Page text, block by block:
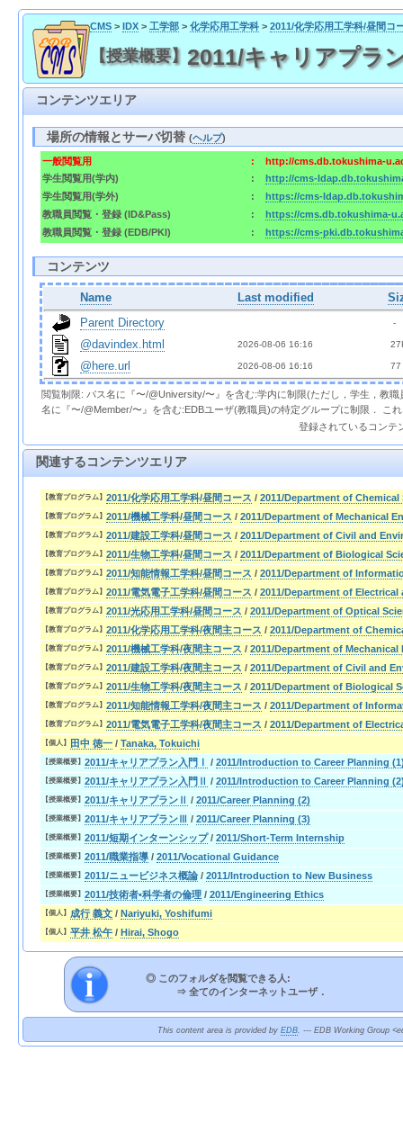
CMS> IDX> 工学部> 化学応用工学科> 2011/化学応用工学科/昼間コ
【授業概要】 2011/キャリアプラ
コンテンツエリア
場所の情報とサーバ切替(ヘルプ)
一般閲覧用 :
http://cms.db.tokushima-
学生閲覧用(学内)
:
http://cms-
学生閲覧用(学外)
:
https://cms-
教職員閲覧・登録 (ID&Pass)
:
https://cms.db.tokushima-
教職員閲覧・登録 (EDB/PKI)
: https://cms-
コンテンツ
Name Last modified
Parent Directory
  -
@davindex.html 2026-08-06 16:16
@here.url 2026-08-06 16:16 77
閲覧制限: パス名に『〜/@University/〜』を含む:学内に制限(ただし，学生，教
名に『〜/@Member/〜』を含む:EDBユーザ(教職員)の特定グループに制限． こ
登録されているコンテ
関連するコンテンツエリア
【教育プログラム】 2011/化学応用工学科/昼間コース / 2011/Department of
【教育プログラム】 2011/機械工学科/昼間コース / 2011/Department of Mechanical
【教育プログラム】 2011/建設工学科/昼間コース / 2011/Department of Civil and
【教育プログラム】 2011/生物工学科/昼間コース / 2011/Department of Biological
【教育プログラム】 2011/知能情報工学科/昼間コース / 2011/Department of
【教育プログラム】 2011/電気電子工学科/昼間コース / 2011/Department of
【教育プログラム】 2011/光応用工学科/昼間コース / 2011/Department of Optical
【教育プログラム】 2011/化学応用工学科/夜間主コース / 2011/Department of
【教育プログラム】 2011/機械工学科/夜間主コース / 2011/Department of
【教育プログラム】 2011/建設工学科/夜間主コース / 2011/Department of Civil and
【教育プログラム】 2011/生物工学科/夜間主コース / 2011/Department of Biological
【教育プログラム】 2011/知能情報工学科/夜間主コース / 2011/Department of
【教育プログラム】 2011/電気電子工学科/夜間主コース / 2011/Department of
【個人】 田中 徳一 / Tanaka, Tokuichi
【授業概要】 2011/キャリアプラン入門Ⅰ / 2011/Introduction to Career Planning
【授業概要】 2011/キャリアプラン入門Ⅱ / 2011/Introduction to Career Planning
【授業概要】 2011/キャリアプランⅡ / 2011/Career Planning (2)
【授業概要】 2011/キャリアプランⅢ / 2011/Career Planning (3)
【授業概要】 2011/短期インターンシップ/ 2011/Short-Term Internship
【授業概要】 2011/職業指導 / 2011/Vocational Guidance
【授業概要】 2011/ニュービジネス概論 / 2011/Introduction to New Business
【授業概要】 2011/技術者•科学者の倫理 / 2011/Engineering Ethics
【個人】 成行 義文 / Nariyuki, Yoshifumi
【個人】 平井 松午 / Hirai, Shogo
◎ このフォルダを閲覧できる人:
⇒ 全てのインターネットユーザ．
This content area is provided by EDB. --- EDB Working Group